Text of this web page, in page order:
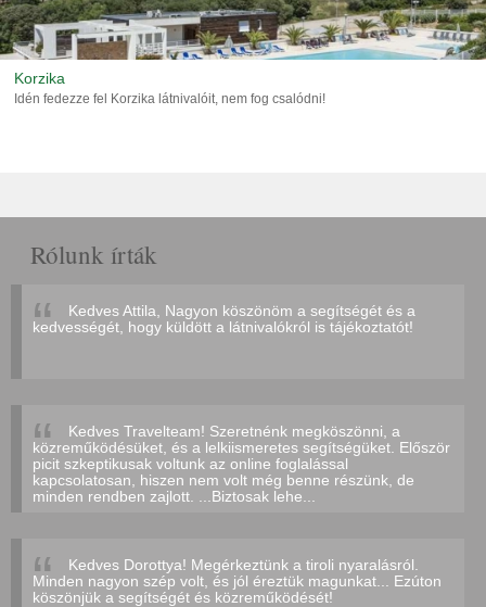
Korzika
Idén fedezze fel Korzika látnivalóit, nem fog csalódni!
Rólunk írták
Kedves Attila, Nagyon köszönöm a segítségét és a
kedvességét, hogy küldött a látnivalókról is tájékoztatót!
Kedves Travelteam! Szeretnénk megköszönni, a
közreműködésüket, és a lelkiismeretes segítségüket. Először
picit szkeptikusak voltunk az online foglalással
kapcsolatosan, hiszen nem volt még benne részünk, de
minden rendben zajlott. ...Biztosak lehe...
Kedves Dorottya! Megérkeztünk a tiroli nyaralásról.
Minden nagyon szép volt, és jól éreztük magunkat... Ezúton
köszönjük a segítségét és közreműködését!